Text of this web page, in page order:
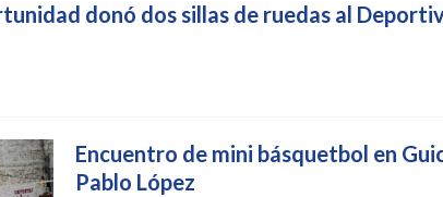
donó dos sillas de ruedas al
Encuentro de mini básquetbol en
Pablo López